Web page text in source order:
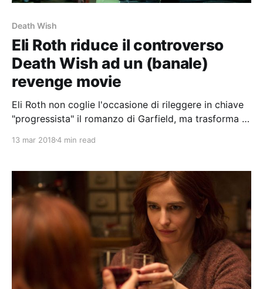
Death Wish
Eli Roth riduce il controverso
Death Wish ad un (banale)
revenge movie
Eli Roth non coglie l'occasione di rileggere in chiave
"progressista" il romanzo di Garfield, ma trasforma la
13 mar 20184 min read